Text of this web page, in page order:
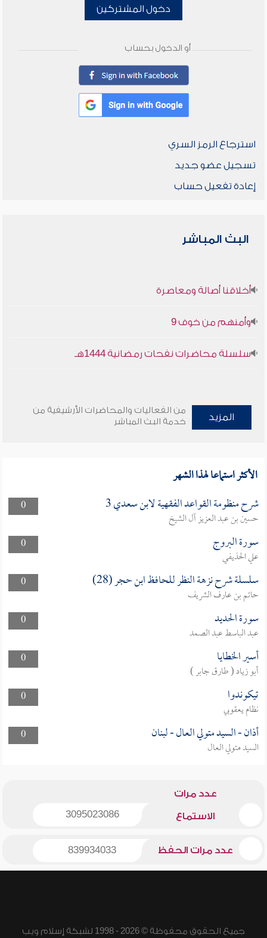
دخول المشتركين
أو الدخول بحساب
استرجاع الرمز السري
تسجيل عضو جديد
إعادة تفعيل حساب
البث المباشر
أخلاقنا أصالة ومعاصرة
وأمنهم من خوف 9
سلسلة محاضرات نفحات رمضانية 1444هـ
المزيد
من الفعاليات والمحاضرات الأرشيفية من
خدمة البث المباشر
الأكثر استماعا لهذا الشهر
0 شرح منظومة القواعد الفقهية لابن سعدي 3
حسين بن عبد العزيز آل الشيخ
0
سورة البروج
علي الحذيفي
0
سلسلة شرح نزهة النظر للحافظ ابن حجر (28)
حاتم بن عارف الشريف
0
سورة الحديد
عبد الباسط عبد الصمد
0
أسير الخطايا
أبو زياد ( طارق جابر )
0
تيكوندوا
نظام يعقوبي
0
أذان - السيد متولي العال - لبنان
السيد متولي العال
عدد مرات
الاستماع 3095023086
عدد مرات الحفظ 839934033
جميع الحقوق محفوظة © 2026 - 1998 لشبكة إسلام ويب